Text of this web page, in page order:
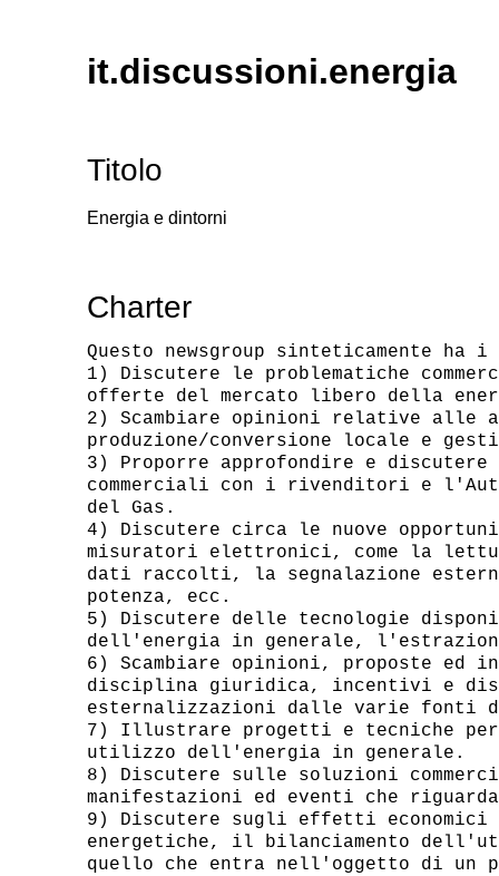
it.discussioni.energia
Titolo
Energia e dintorni
Charter
Questo newsgroup sinteticamente
1) Discutere le problematiche
offerte del mercato libero della
2) Scambiare opinioni relative alle
produzione/conversione locale e
3) Proporre approfondire e
commerciali con i rivenditori e
del Gas.
4) Discutere circa le nuove
misuratori elettronici, come la
dati raccolti, la segnalazione
potenza, ecc.
5) Discutere delle tecnologie
dell'energia in generale,
6) Scambiare opinioni, proposte ed
disciplina giuridica, incentivi e
esternalizzazioni dalle varie fonti
7) Illustrare progetti e tecniche per
utilizzo dell'energia in generale.
8) Discutere sulle soluzioni
manifestazioni ed eventi che
9) Discutere sugli effetti
energetiche, il bilanciamento
quello che entra nell'oggetto di un